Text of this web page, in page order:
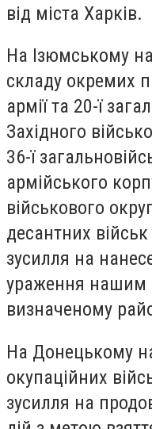
від міста Харків.
На Ізюмському
складу окремих
армії та 20-ї
Західного
36-ї
армійського
військового
десантних
зусилля на
ураження нашим
визначеному
На Донецькому
окупаційних
зусилля на